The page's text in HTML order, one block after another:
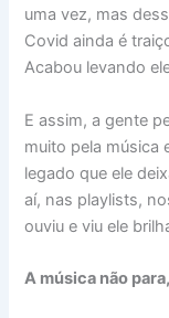
uma vez, mas
Covid ainda é
Acabou levando
E assim, a gente
muito pela música
legado que ele
aí, nas playlists,
ouviu e viu ele
A música não